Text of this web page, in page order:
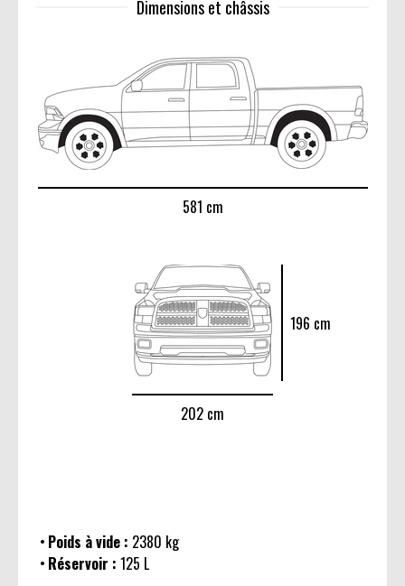
Dimensions et châssis
581 cm
202 cm
196 cm
Poids à vide : 2380 kg
Réservoir : 125 L